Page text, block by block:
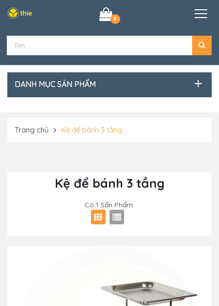
0
DANH MỤC SẢN PHẨM
Trang chủ Kệ để bánh 3 tầng
Kệ để bánh 3 tầng
Có 1 Sẩn Phẩm.